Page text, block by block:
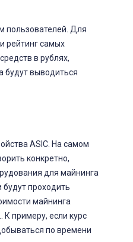
пользователей. Для
рейтинг самых
в рублях,
будут выводиться
ASIC. На самом
конкретно,
для майнинга
будут проходить
майнинга
примеру, если курс
по времени